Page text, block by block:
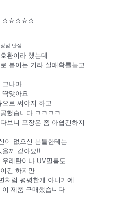
⭐⭐⭐⭐⭐
점 단점
환이라 했는데
붙이는 거라 실패확률높고
그나마
맞아요
로 써야지 하고
했습니다 ㅋㅋㅋㅋ
보니 포장은 좀 아쉽긴하지
이 없으신 분들한테는
을꺼 같아요!!
레탄이나 UV필름도
긴 하지만
처럼 평평한게 아니기에
제품 구매했습니다